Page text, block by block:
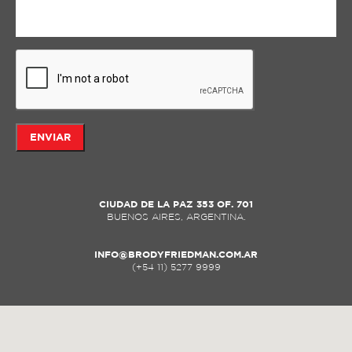
ENVIAR
CIUDAD DE LA PAZ 353 OF. 701
BUENOS AIRES, ARGENTINA.
INFO@BRODYFRIEDMAN.COM.AR
(+54 11) 5277 9999